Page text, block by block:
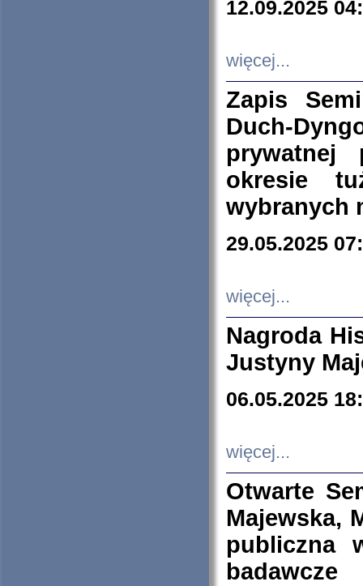
12.09.2025
więcej...
Zapis
Duch-
prywatnej
okresie
wybranych
29.05.2025
więcej...
Nagroda
Justyny
06.05.2025
więcej...
Otwarte
Majewska,
publiczna
badawcze